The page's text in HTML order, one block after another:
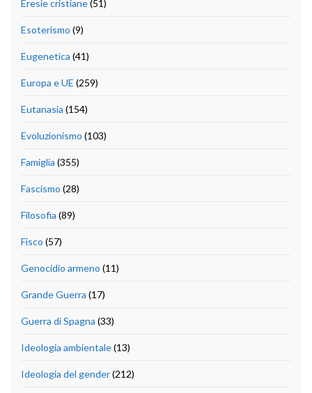
Eresie cristiane(51)
Esoterismo (9)
Eugenetica (41)
Europa e UE (259)
Eutanasia (154)
Evoluzionismo (103)
Famiglia (355)
Fascismo (28)
Filosofia (89)
Fisco (57)
Genocidio armeno (11)
Grande Guerra (17)
Guerra di Spagna (33)
Ideologia ambientale(13)
Ideologia del gender(212)